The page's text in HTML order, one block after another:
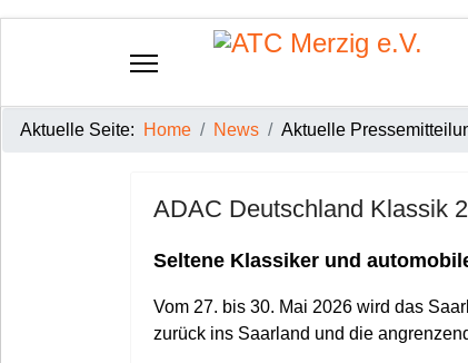
Aktuelle Seite: Home News Aktuelle
ADAC Deutschland Klassik
Seltene Klassiker und
Vom 27. bis 30. Mai 2026 wird das
zurück ins Saarland und die